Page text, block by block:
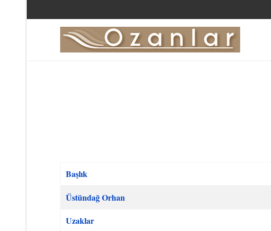
Makaleler
Başlık
Üstündağ Orhan
Uzaklar